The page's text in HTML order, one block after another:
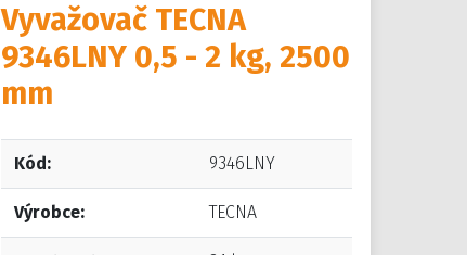
Vyvažovač TECNA
9346LNY 0,5 - 2 kg, 2500
mm
Kód: 9346LNY
Výrobce: TECNA